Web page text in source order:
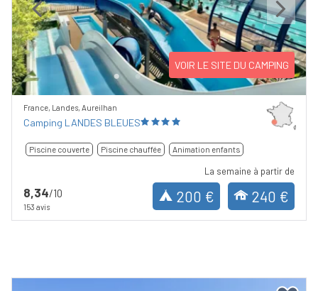
Previous Next
VOIR LE SITE DU CAMPING
France, Landes, Aureilhan
Camping LANDES BLEUES
Piscine couverte Piscine chauffée Animation enfants
8,34/10
153 avis
La semaine à partir de
200 € 240 €